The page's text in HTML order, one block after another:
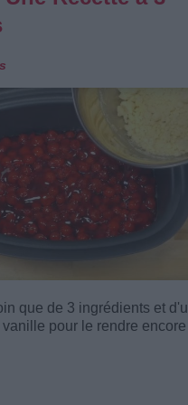
que de 3 ingrédients et
pour le rendre